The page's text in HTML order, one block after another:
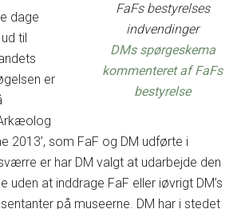
FaFs bestyrelses
indvendinger
DMs spørgeskema
kommenteret af FaFs
bestyrelse
dage
til
er
2013’, som FaF og DM udførte i
er har DM valgt at udarbejde den
uden at inddrage FaF eller iøvrigt DM’s
på museerne. DM har i stedet